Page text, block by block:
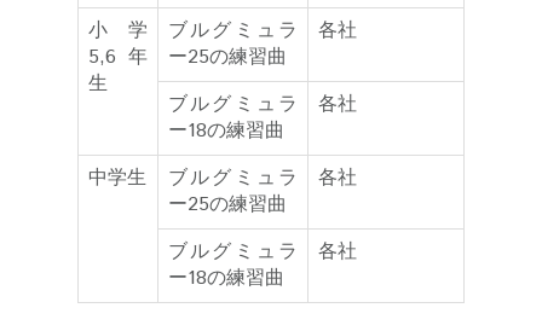
小学
5,6年
生
ブルグミュラ
ー25の練習曲
各社
ブルグミュラ
ー18の練習曲
各社
中学生
ブルグミュラ
ー25の練習曲
各社
ブルグミュラ
ー18の練習曲
各社